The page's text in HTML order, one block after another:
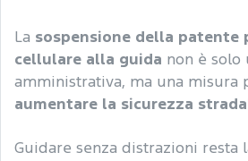
La sospensione della patente
cellulare alla guida non è solo
amministrativa, ma una misura
aumentare la sicurezza
Guidare senza distrazioni resta